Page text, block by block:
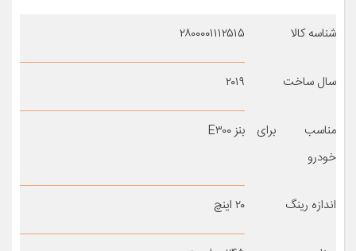
شناسه کالا ۲۸۰۰۰۰۱۱۱۲۵۱۵
سال ساخت ۲۰۱۹
مناسب برای
خودرو
بنز E۳۰۰
اندازه رینگ ۲۰ اینچ